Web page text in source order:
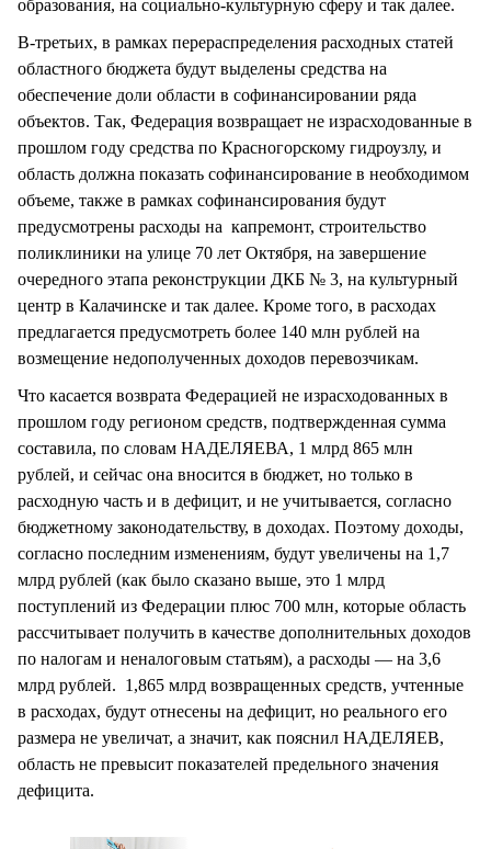
образования, на социально-культурную сферу и так далее.
В-третьих, в рамках перераспределения расходных статей
областного бюджета будут выделены средства на
обеспечение доли области в софинансировании ряда
объектов. Так, Федерация возвращает не израсходованные в
прошлом году средства по Красногорскому гидроузлу, и
область должна показать софинансирование в необходимом
объеме, также в рамках софинансирования будут
предусмотрены расходы на капремонт, строительство
поликлиники на улице 70 лет Октября, на завершение
очередного этапа реконструкции ДКБ № 3, на культурный
центр в Калачинске и так далее. Кроме того, в расходах
предлагается предусмотреть более 140 млн рублей на
возмещение недополученных доходов перевозчикам.
Что касается возврата Федерацией не израсходованных в
прошлом году регионом средств, подтвержденная сумма
составила, по словам НАДЕЛЯЕВА, 1 млрд 865 млн
рублей, и сейчас она вносится в бюджет, но только в
расходную часть и в дефицит, и не учитывается, согласно
бюджетному законодательству, в доходах. Поэтому доходы,
согласно последним изменениям, будут увеличены на 1,7
млрд рублей (как было сказано выше, это 1 млрд
поступлений из Федерации плюс 700 млн, которые область
рассчитывает получить в качестве дополнительных доходов
по налогам и неналоговым статьям), а расходы — на 3,6
млрд рублей. 1,865 млрд возвращенных средств, учтенные
в расходах, будут отнесены на дефицит, но реального его
размера не увеличат, а значит, как пояснил НАДЕЛЯЕВ,
область не превысит показателей предельного значения
дефицита.